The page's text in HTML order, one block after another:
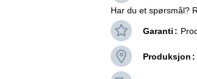
Har du et spørsmål?
Garanti
Produksjon